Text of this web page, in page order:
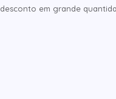
desconto em grande